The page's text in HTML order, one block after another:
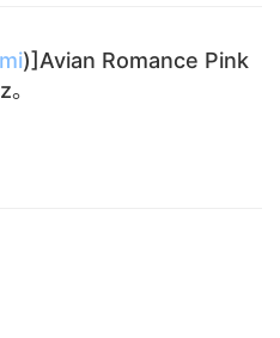
)]Avian Romance Pink